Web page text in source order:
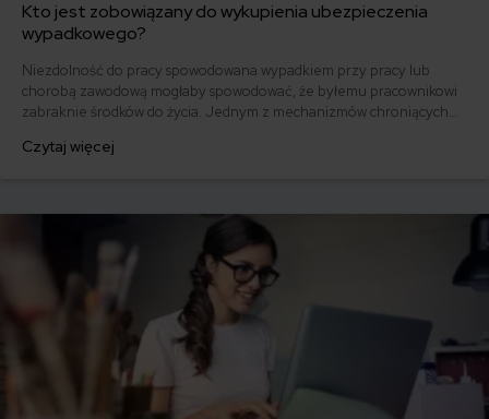
Kto jest zobowiązany do wykupienia ubezpieczenia
wypadkowego?
Niezdolność do pracy spowodowana wypadkiem przy pracy lub
chorobą zawodową mogłaby spowodować, że byłemu pracownikowi
zabraknie środków do życia. Jednym z mechanizmów chroniących
tymczasowej niezdolności do pracy jest ubezpieczenie wypadkowe.
Czytaj więcej